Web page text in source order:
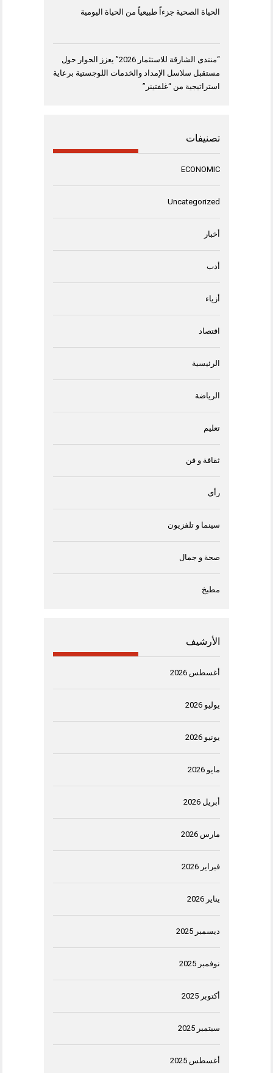
الحياة الصحية جزءاً طبيعياً من الحياة اليومية
“منتدى الشارقة للاستثمار 2026” يعزز الحوار حول
مستقبل سلاسل الإمداد والخدمات اللوجستية برعاية
استراتيجية من “غلفتينر”
تصنيفات
ECONOMIC
Uncategorized
أخبار
أدب
أزياء
اقتصاد
الرئيسية
الرياضة
تعليم
ثقافة و فن
رأى
سينما و تلفزيون
صحة و جمال
مطبخ
الأرشيف
أغسطس 2026
يوليو 2026
يونيو 2026
مايو 2026
أبريل 2026
مارس 2026
فبراير 2026
يناير 2026
ديسمبر 2025
نوفمبر 2025
أكتوبر 2025
سبتمبر 2025
أغسطس 2025